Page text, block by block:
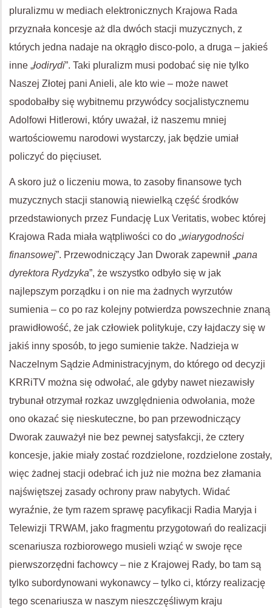
pluralizmu w mediach elektronicznych Krajowa Rada
przyznała koncesje aż dla dwóch stacji muzycznych, z
których jedna nadaje na okrągło disco-polo, a druga – jakieś
inne „łodirydi”. Taki pluralizm musi podobać się nie tylko
Naszej Złotej pani Anieli, ale kto wie – może nawet
spodobałby się wybitnemu przywódcy socjalistycznemu
Adolfowi Hitlerowi, który uważał, iż naszemu mniej
wartościowemu narodowi wystarczy, jak będzie umiał
policzyć do pięciuset.
A skoro już o liczeniu mowa, to zasoby finansowe tych
muzycznych stacji stanowią niewielką część środków
przedstawionych przez Fundację Lux Veritatis, wobec której
Krajowa Rada miała wątpliwości co do „wiarygodności
finansowej”. Przewodniczący Jan Dworak zapewnił „pana
dyrektora Rydzyka”, że wszystko odbyło się w jak
najlepszym porządku i on nie ma żadnych wyrzutów
sumienia – co po raz kolejny potwierdza powszechnie znaną
prawidłowość, że jak człowiek politykuje, czy łajdaczy się w
jakiś inny sposób, to jego sumienie także. Nadzieja w
Naczelnym Sądzie Administracyjnym, do którego od decyzji
KRRiTV można się odwołać, ale gdyby nawet niezawisły
trybunał otrzymał rozkaz uwzględnienia odwołania, może
ono okazać się nieskuteczne, bo pan przewodniczący
Dworak zauważył nie bez pewnej satysfakcji, że cztery
koncesje, jakie miały zostać rozdzielone, rozdzielone zostały,
więc żadnej stacji odebrać ich już nie można bez złamania
najświętszej zasady ochrony praw nabytych. Widać
wyraźnie, że tym razem sprawę pacyfikacji Radia Maryja i
Telewizji TRWAM, jako fragmentu przygotowań do realizacji
scenariusza rozbiorowego musieli wziąć w swoje ręce
pierwszorzędni fachowcy – nie z Krajowej Rady, bo tam są
tylko subordynowani wykonawcy – tylko ci, którzy realizację
tego scenariusza w naszym nieszczęśliwym kraju